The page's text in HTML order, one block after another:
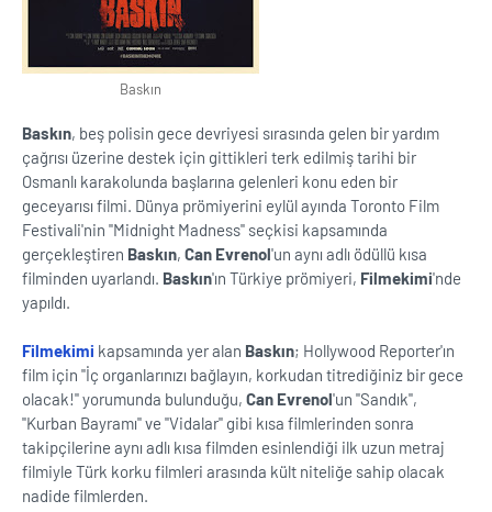
Baskın
Baskın, beş polisin gece devriyesi sırasında gelen bir yardım
çağrısı üzerine destek için gittikleri terk edilmiş tarihi bir
Osmanlı karakolunda başlarına gelenleri konu eden bir
geceyarısı filmi. Dünya prömiyerini eylül ayında Toronto Film
Festivali'nin ''Midnight Madness'' seçkisi kapsamında
gerçekleştiren Baskın, Can Evrenol'un aynı adlı ödüllü kısa
filminden uyarlandı. Baskın'ın Türkiye prömiyeri, Filmekimi'nde
yapıldı.
Filmekimi kapsamında yer alan Baskın; Hollywood Reporter'ın
film için ''İç organlarınızı bağlayın, korkudan titrediğiniz bir gece
olacak!'' yorumunda bulunduğu, Can Evrenol'un ''Sandık'',
''Kurban Bayramı'' ve ''Vidalar'' gibi kısa filmlerinden sonra
takipçilerine aynı adlı kısa filmden esinlendiği ilk uzun metraj
filmiyle Türk korku filmleri arasında kült niteliğe sahip olacak
nadide filmlerden.